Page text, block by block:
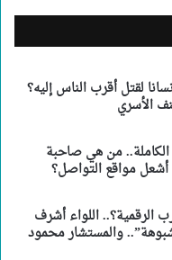
لقتل أقرب الناس إليه؟
الأسري
الكاملة.. من هي صاحبة
مواقع التواصل؟
الرقمية؟.. اللواء أشرف
والمستشار محمود